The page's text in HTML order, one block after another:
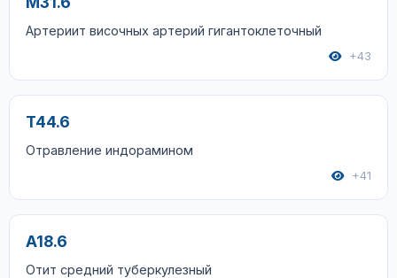
Артериит височных артерий гигантоклеточный
+43
T44.6
Отравление индорамином
+41
A18.6
Отит средний туберкулезный